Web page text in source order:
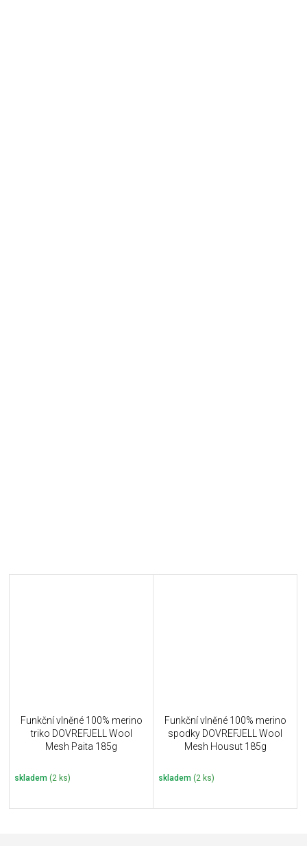
Funkční vlněné 100% merino
triko DOVREFJELL Wool
Mesh Paita 185g
skladem (2 ks)
Funkční vlněné 100% merino
spodky DOVREFJELL Wool
Mesh Housut 185g
skladem (2 ks)